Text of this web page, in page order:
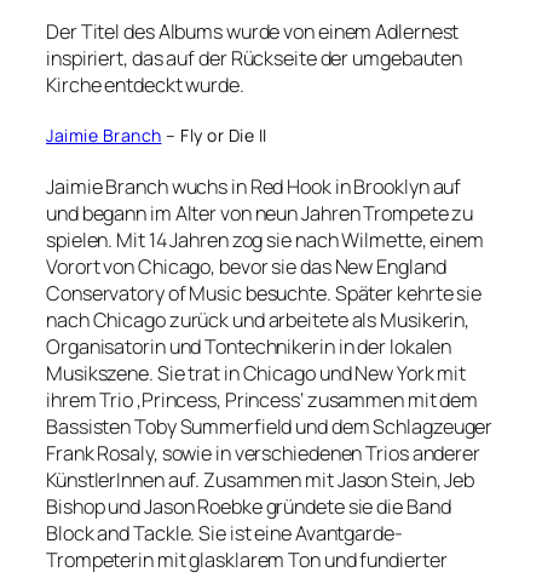
Der Titel des Albums wurde von einem Adlernest
inspiriert, das auf der Rückseite der umgebauten
Kirche entdeckt wurde.
Jaimie Branch – Fly or Die II
Jaimie Branch wuchs in Red Hook in Brooklyn auf
und begann im Alter von neun Jahren Trompete zu
spielen. Mit 14 Jahren zog sie nach Wilmette, einem
Vorort von Chicago, bevor sie das New England
Conservatory of Music besuchte. Später kehrte sie
nach Chicago zurück und arbeitete als Musikerin,
Organisatorin und Tontechnikerin in der lokalen
Musikszene. Sie trat in Chicago und New York mit
ihrem Trio ‚Princess, Princess‘ zusammen mit dem
Bassisten Toby Summerfield und dem Schlagzeuger
Frank Rosaly, sowie in verschiedenen Trios anderer
KünstlerInnen auf. Zusammen mit Jason Stein, Jeb
Bishop und Jason Roebke gründete sie die Band
Block and Tackle. Sie ist eine Avantgarde-
Trompeterin mit glasklarem Ton und fundierter